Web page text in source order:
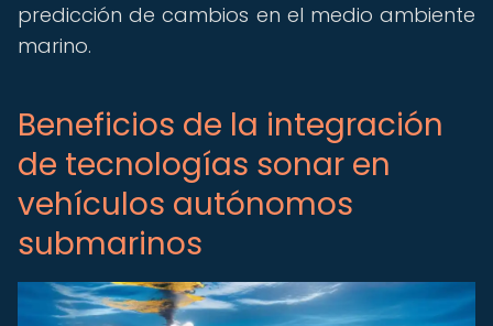
predicción de cambios en el medio ambiente
marino.
Beneficios de la integración
de tecnologías sonar en
vehículos autónomos
submarinos